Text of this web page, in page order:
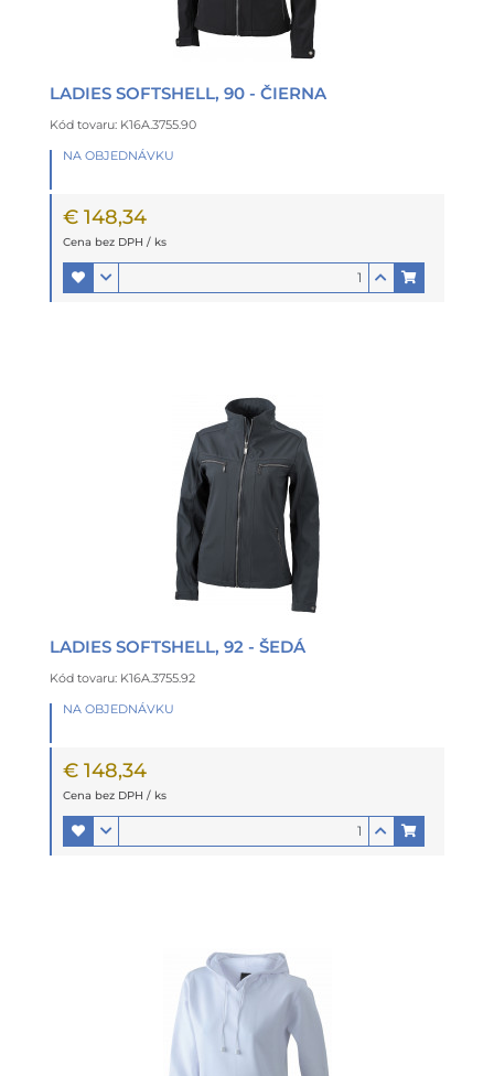
LADIES SOFTSHELL, 90 - ČIERNA
Kód tovaru: K16A.3755.90
NA OBJEDNÁVKU
€ 148,34
Cena bez DPH / ks
LADIES SOFTSHELL, 92 - ŠEDÁ
Kód tovaru: K16A.3755.92
NA OBJEDNÁVKU
€ 148,34
Cena bez DPH / ks